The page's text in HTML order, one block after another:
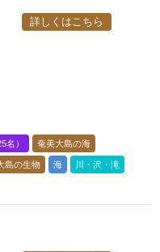
詳しくはこちら
名） 奄美大島の海
島の生物 海 川・沢・滝